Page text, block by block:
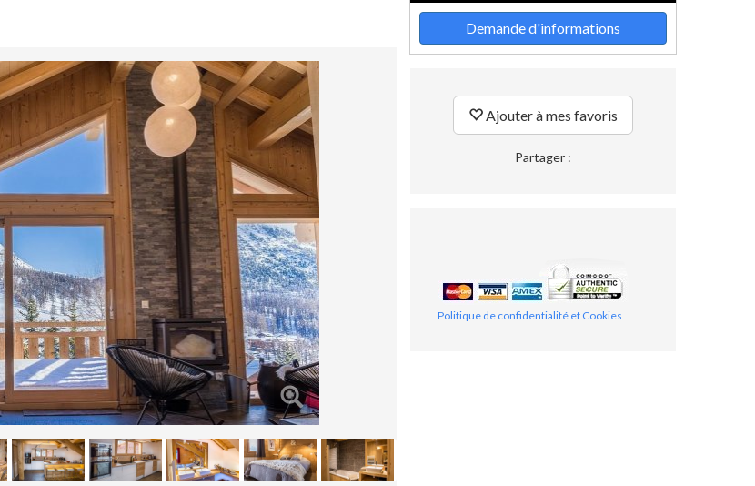
Demande d'informations
Ajouter à mes favoris
Partager :
Politique de confidentialité et Cookies